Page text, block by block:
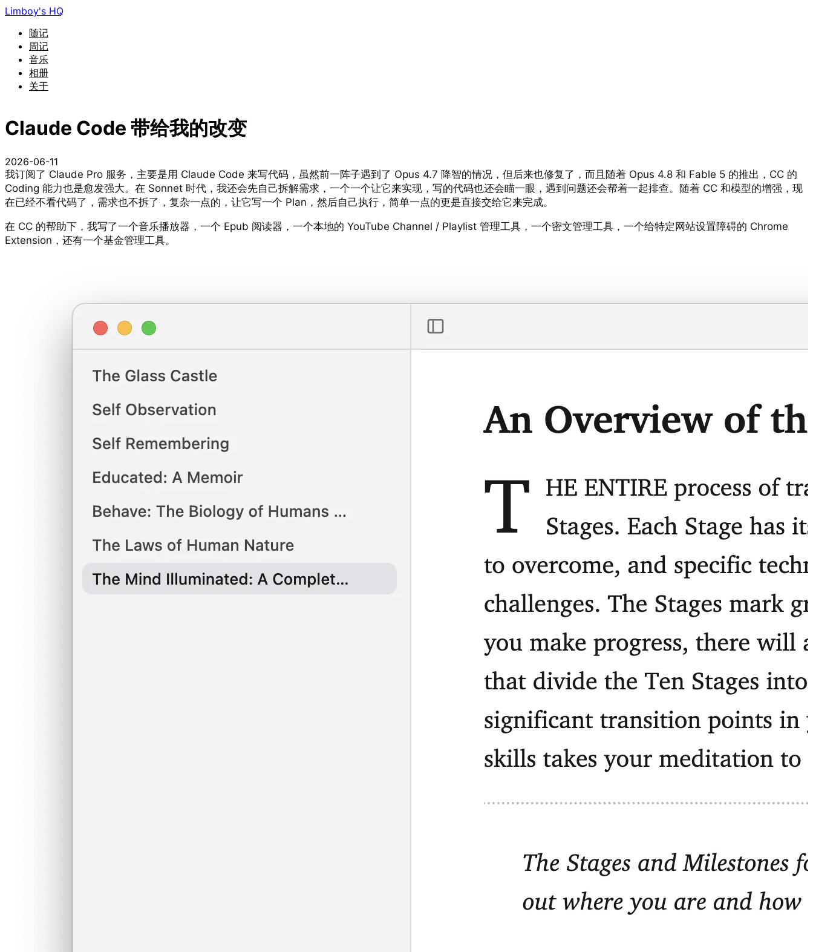
Limboy's HQ
随记
周记
音乐
相册
关于
Claude Code 带给我的改变
2026-06-11
我订阅了 Claude Pro 服务，主要是用 Claude Code 来写代码，虽然前一阵子遇到了 Opus 4.7 降智的情况，但后来也修复了，而且随着 Opus 4.8 和 Fable 5 的推出，CC 的
Coding 能力也是愈发强大。在 Sonnet 时代，我还会先自己拆解需求，一个一个让它来实现，写的代码也还会瞄一眼，遇到问题还会帮着一起排查。随着 CC 和模型的增强，现
在已经不看代码了，需求也不拆了，复杂一点的，让它写一个 Plan，然后自己执行，简单一点的更是直接交给它来完成。
在 CC 的帮助下，我写了一个音乐播放器，一个 Epub 阅读器，一个本地的 YouTube Channel / Playlist 管理工具，一个密文管理工具，一个给特定网站设置障碍的 Chrome
Extension，还有一个基金管理工具。